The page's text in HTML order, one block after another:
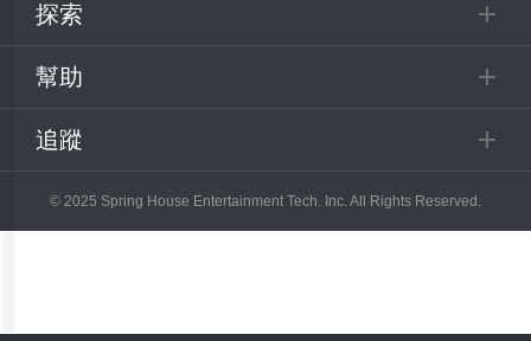
探索
幫助
追蹤
© 2025 Spring House Entertainment Tech. Inc. All Rights Reserved.